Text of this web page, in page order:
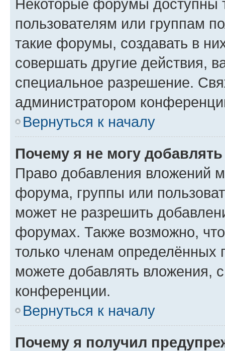
Некоторые форумы доступны
пользователям или группам
такие форумы, создавать в
совершать другие действия,
специальное разрешение.
администратором
Вернуться к началу
Почему я не могу
Право добавления вложений
форума, группы или
может не разрешить
форумах. Также возможно,
только членам определённых
можете добавлять вложения,
конференции.
Вернуться к началу
Почему я получил